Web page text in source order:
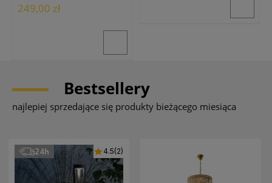
249,00 zł
Bestsellery
najlepiej sprzedające się produkty bieżącego miesiąca
24h 4.5(2)